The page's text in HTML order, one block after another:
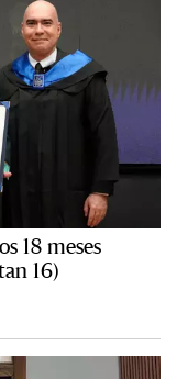
18 meses
16)